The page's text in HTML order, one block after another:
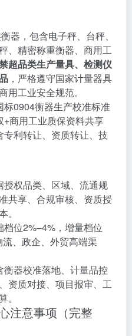
器，包含电子秤、台秤、
、精密称重衡器、商用工
超品类生产量具、检测仪
，严格遵守国家计量器具
用工业安全规范。
0904衡器生产校准标准
商用工业质保资料共享
利转让、资质转让、技
授权品类、区域、流通规
共享、合规审核、资质授
档位2%–4%，增量档位
、政企、外贸高端渠
衡器校准落地、计量品控
资质对接、项目报审、工
注意事项（完整